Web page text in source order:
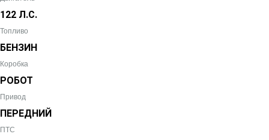
122 Л.С.
Топливо
БЕНЗИН
Коробка
РОБОТ
Привод
ПЕРЕДНИЙ
ПТС